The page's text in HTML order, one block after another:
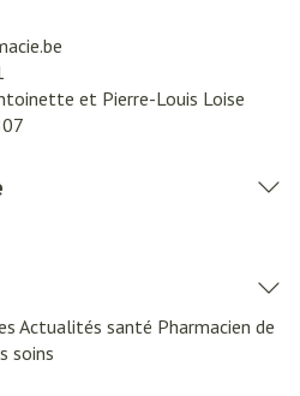
et Pierre-Louis Loise
Actualités santé Pharmacien de
soins